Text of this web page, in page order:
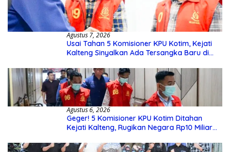
Agustus 7, 2026
Usai Tahan 5 Komisioner KPU Kotim, Kejati
Kalteng Sinyalkan Ada Tersangka Baru di
Agustus 6, 2026
Geger! 5 Komisioner KPU Kotim Ditahan
Kejati Kalteng, Rugikan Negara Rp10 Miliar